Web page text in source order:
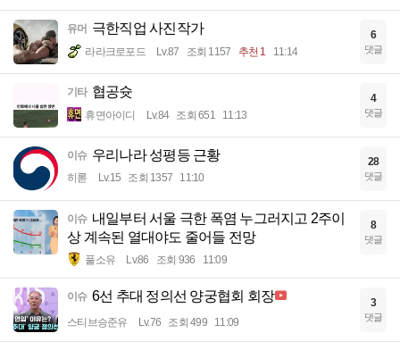
유머 극한직업 사진작가
라라크로포드 Lv.87 조회 1157 추천 1 11:14
6
댓글
기타 협공슛
휴면아이디 Lv.84 조회 651 11:13
4
댓글
이슈 우리나라 성평등 근황
히롣 Lv.15 조회 1357 11:10
28
댓글
이슈 내일부터 서울 극한 폭염 누그러지고 2주이
상 계속된 열대야도 줄어들 전망
풀소유 Lv.86 조회 936 11:09
8
댓글
이슈 6선 추대 정의선 양궁협회 회장
스티브승준유 Lv.76 조회 499 11:09
3
댓글